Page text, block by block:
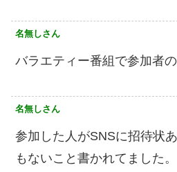
名無しさん
バラエティー番組で参加者
名無しさん
参加した人がSNSに招待状
もないこと書かれてました。